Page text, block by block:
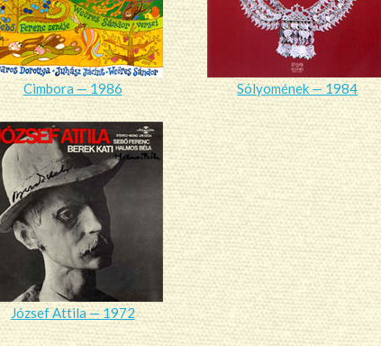
Cimbora — 1986 Sólyomének — 1984
József Attila — 1972